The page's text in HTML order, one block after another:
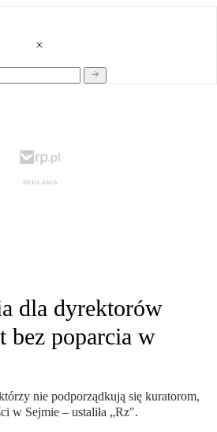
dla dyrektorów
bez poparcia w
nie podporządkują się kuratorom,
w Sejmie – ustaliła „Rz".